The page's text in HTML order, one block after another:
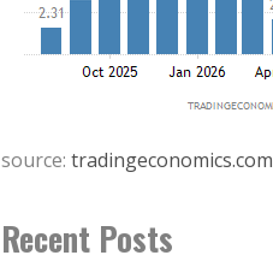
source: tradingeconomics.com
Recent Posts